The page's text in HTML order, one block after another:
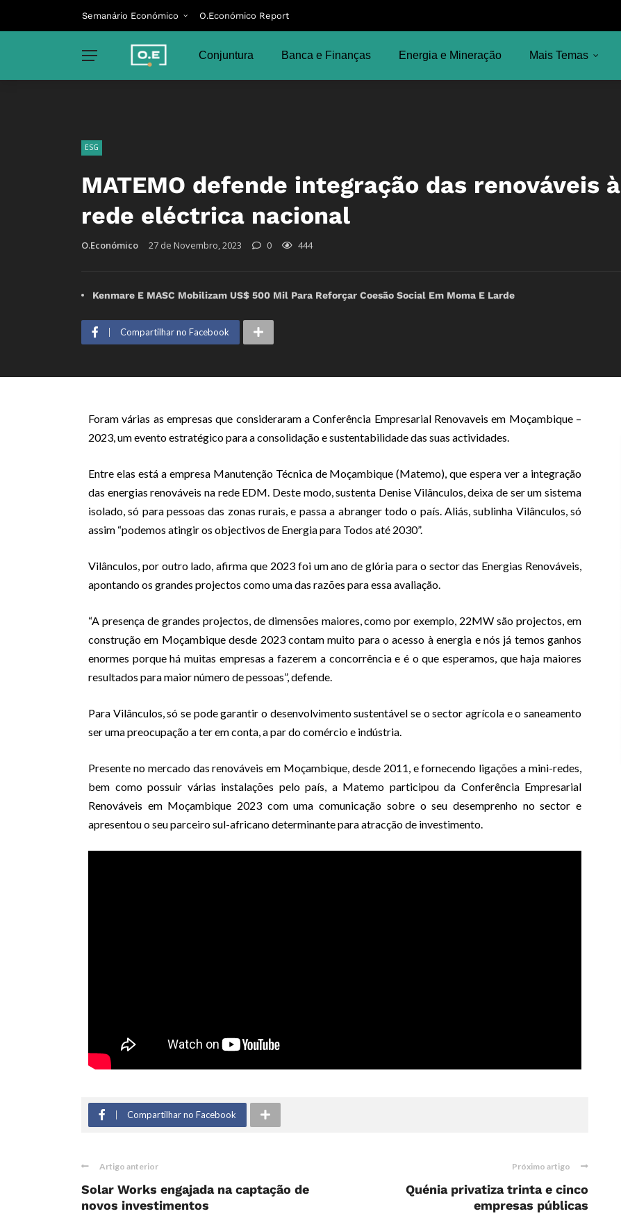
Semanário Económico O.Económico Report
Conjuntura Banca e Finanças Energia e Mineração Mais Temas
ESG
MATEMO defende integração das renováveis à
rede eléctrica nacional
O.Económico 27 de Novembro, 2023 0 444
Kenmare E MASC Mobilizam US$ 500 Mil Para Reforçar Coesão Social Em Moma E Larde
Compartilhar no Facebook
Foram várias as empresas que consideraram a Conferência Empresarial Renovaveis em Moçambique –
2023, um evento estratégico para a consolidação e sustentabilidade das suas actividades.
Entre elas está a empresa Manutenção Técnica de Moçambique (Matemo), que espera ver a integração
das energias renováveis na rede EDM. Deste modo, sustenta Denise Vilânculos, deixa de ser um sistema
isolado, só para pessoas das zonas rurais, e passa a abranger todo o país. Aliás, sublinha Vilânculos, só
assim “podemos atingir os objectivos de Energia para Todos até 2030”.
Vilânculos, por outro lado, afirma que 2023 foi um ano de glória para o sector das Energias Renováveis,
apontando os grandes projectos como uma das razões para essa avaliação.
“A presença de grandes projectos, de dimensões maiores, como por exemplo, 22MW são projectos, em
construção em Moçambique desde 2023 contam muito para o acesso à energia e nós já temos ganhos
enormes porque há muitas empresas a fazerem a concorrência e é o que esperamos, que haja maiores
resultados para maior número de pessoas”, defende.
Para Vilânculos, só se pode garantir o desenvolvimento sustentável se o sector agrícola e o saneamento
ser uma preocupação a ter em conta, a par do comércio e indústria.
Presente no mercado das renováveis em Moçambique, desde 2011, e fornecendo ligações a mini-redes,
bem como possuir várias instalações pelo país, a Matemo participou da Conferência Empresarial
Renováveis em Moçambique 2023 com uma comunicação sobre o seu desemprenho no sector e
apresentou o seu parceiro sul-africano determinante para atracção de investimento.
Compartilhar no Facebook
Artigo anterior
Solar Works engajada na captação de
novos investimentos
Próximo artigo
Quénia privatiza trinta e cinco
empresas públicas